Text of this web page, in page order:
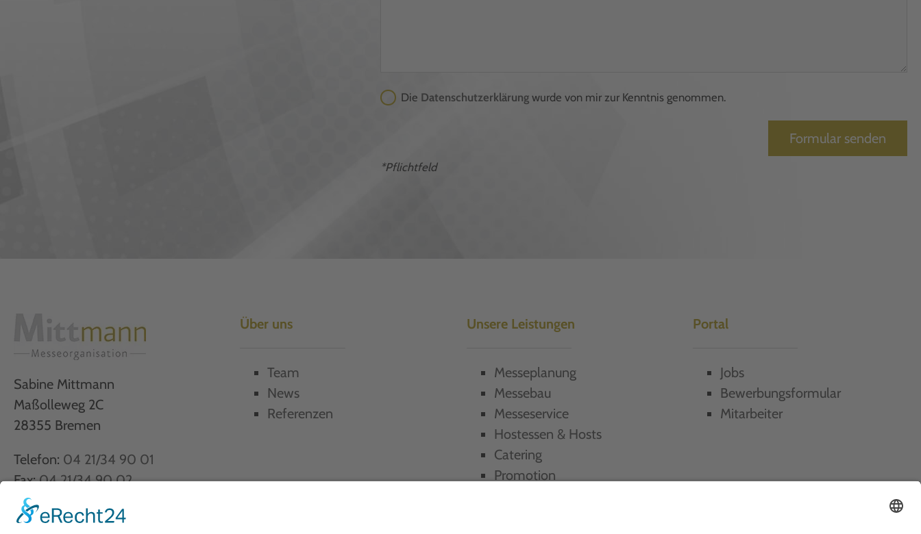
Die Datenschutzerklärungwurde von mir zur Kenntnis genommen.
*Pflichtfeld
Sabine Mittmann
Maßolleweg 2C
28355 Bremen
Telefon: 04 21/34 90 01
Fax:04 21/34 90 02
Über uns
Team
News
Referenzen
Unsere Leistungen
Messeplanung
Messebau
Messeservice
Hostessen & Hosts
Catering
Promotion
Portal
Jobs
Bewerbungsformular
Mitarbeiter